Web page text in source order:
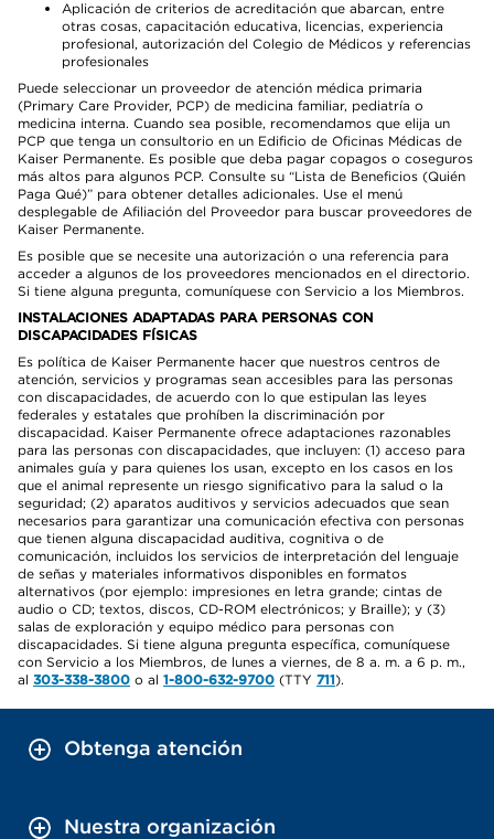
Aplicación de criterios de acreditación que abarcan, entre
otras cosas, capacitación educativa, licencias, experiencia
profesional, autorización del Colegio de Médicos y referencias
profesionales
Puede seleccionar un proveedor de atención médica primaria
(Primary Care Provider, PCP) de medicina familiar, pediatría o
medicina interna. Cuando sea posible, recomendamos que elija un
PCP que tenga un consultorio en un Edificio de Oficinas Médicas de
Kaiser Permanente. Es posible que deba pagar copagos o coseguros
más altos para algunos PCP. Consulte su “Lista de Beneficios (Quién
Paga Qué)” para obtener detalles adicionales. Use el menú
desplegable de Afiliación del Proveedor para buscar proveedores de
Kaiser Permanente.
Es posible que se necesite una autorización o una referencia para
acceder a algunos de los proveedores mencionados en el directorio.
Si tiene alguna pregunta, comuníquese con Servicio a los Miembros.
INSTALACIONES ADAPTADAS PARA PERSONAS CON
DISCAPACIDADES FÍSICAS
Es política de Kaiser Permanente hacer que nuestros centros de
atención, servicios y programas sean accesibles para las personas
con discapacidades, de acuerdo con lo que estipulan las leyes
federales y estatales que prohíben la discriminación por
discapacidad. Kaiser Permanente ofrece adaptaciones razonables
para las personas con discapacidades, que incluyen: (1) acceso para
animales guía y para quienes los usan, excepto en los casos en los
que el animal represente un riesgo significativo para la salud o la
seguridad; (2) aparatos auditivos y servicios adecuados que sean
necesarios para garantizar una comunicación efectiva con personas
que tienen alguna discapacidad auditiva, cognitiva o de
comunicación, incluidos los servicios de interpretación del lenguaje
de señas y materiales informativos disponibles en formatos
alternativos (por ejemplo: impresiones en letra grande; cintas de
audio o CD; textos, discos, CD-ROM electrónicos; y Braille); y (3)
salas de exploración y equipo médico para personas con
discapacidades. Si tiene alguna pregunta específica, comuníquese
con Servicio a los Miembros, de lunes a viernes, de 8 a. m. a 6 p. m.,
al 303-338-3800 o al 1-800-632-9700 (TTY 711).
Obtenga atención
Nuestra organización